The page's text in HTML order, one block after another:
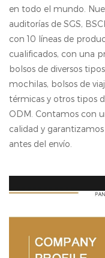
en todo el mundo.
auditorías de SGS,
con 10 líneas de
cualificados, con una
bolsos de diversos
mochilas, bolsos de
térmicas y otros tipos
ODM. Contamos con
calidad y
antes del envío.